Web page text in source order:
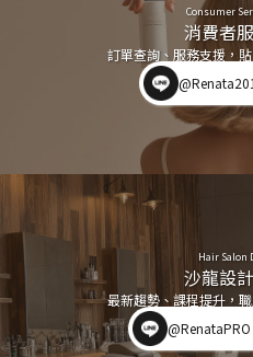
Consumer
消費者
訂單查詢、服務支援，
Hair Salon
沙龍設
最新趨勢、課程提升，